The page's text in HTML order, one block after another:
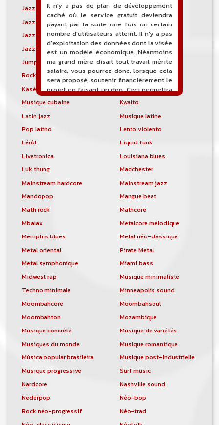
Jazz blues
Jazz modal
Jazz Nouvelle-Orléans
Jazz punk
Jazz vocal
Jazz-funk
Jazzstep
Jersey club
Jump blues
Jump-up
Rock canadien
Kansas City blues
Kasékò
Kizomba
Musique cubaine
Kwaito
Latin jazz
Musique latine
Pop latino
Lento violento
Léròl
Liquid funk
Livetronica
Louisiana blues
Luk thung
Madchester
Mainstream hardcore
Mainstream jazz
Mandopop
Mangue beat
Math rock
Mathcore
Mbalax
Metalcore mélodique
Memphis blues
Metal néo-classique
Metal oriental
Pirate Metal
Metal symphonique
Miami bass
Midwest rap
Musique minimaliste
Techno minimale
Minneapolis sound
Moombahcore
Moombahsoul
Moombahton
Mozambique
Musique concrète
Musique de variétés
Musiques du monde
Musique romantique
Música popular brasileira
Musique post-industrielle
Musique progressive
Surf music
Nardcore
Nashville sound
Nederpop
Néo-bop
Rock néo-progressif
Néo-trad
Il n'y a pas de plan de développement
caché où le service gratuit deviendra
payant par la suite une fois un certain
nombre d'utilisateurs atteint. Il n'y a pas
d'exploitation des données dont la visée
est un modèle économique. Néanmoins
ma grand mère disait tout travail mérite
salaire, vous pourrez donc, lorsque cela
sera proposé, soutenir financièrement le
projet en faisant un don. Ceci permettra
de financer l'hébergement, le nom de
de développement du site, et peut-être
une campagne de communication. Il va
comptabilité sera totalement publique
visible directement sur le site.
Un nouveau service de petites annonces
pour musicien vous est proposé sur le
site. Ce service permet, lorsque vous
êtes musiciens ou un groupe, un
orchestre, DJ, etc... de chercher un/des